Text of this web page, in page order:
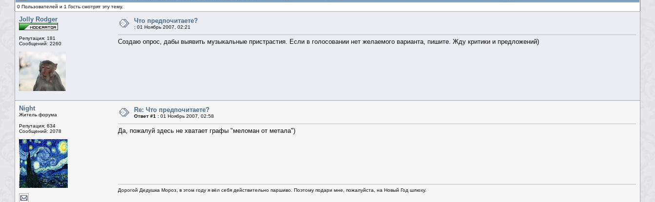
0 Пользователей и 1 Гость смотрят эту тему.
Jolly Rodger
Репутация: 181
Сообщений: 2260
Что предпочитаете?
: 01 Ноябрь 2007, 02:21
Создаю опрос, дабы выявить музыкальные пристрастия. Если в голосовании нет желаемого варианта, пишите. Жду критики и предложений)
Night
Житель форума
Репутация: 634
Сообщений: 2078
Re: Что предпочитаете?
Ответ #1 : 01 Ноябрь 2007, 02:58
Да, пожалуй здесь не хватает графы "меломан от метала")
Дорогой Дедушка Мороз, в этом году я вёл себя действительно паршиво. Поэтому подари мне, пожалуйста, на Новый Год шлюху.